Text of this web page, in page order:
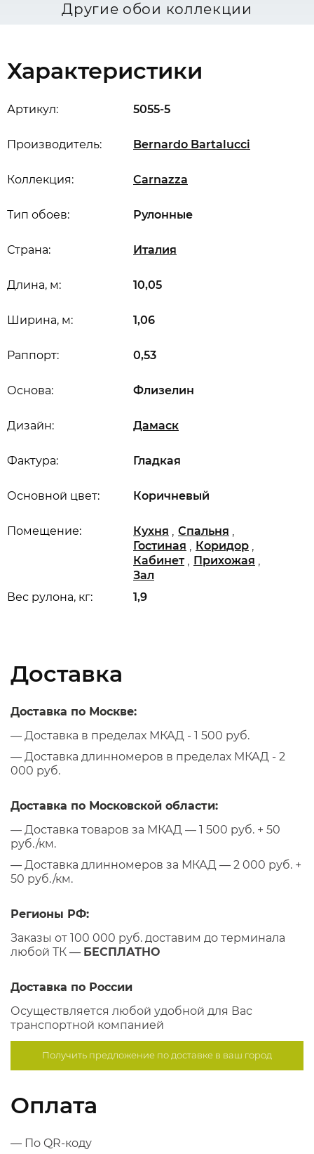
Другие обои коллекции
Характеристики
Артикул: 5055-5
Производитель: Bernardo Bartalucci
Коллекция: Carnazza
Длина, м: 10,05
Ширина, м: 1,06
Вес рулона, кг: 1,9
Раппорт: 0,53
Основной цвет: Коричневый
Дизайн: Дамаск
Основа: Флизелин
Помещение: Кухня , Спальня ,
Гостиная , Коридор ,
Кабинет , Прихожая ,
Зал
Страна: Италия
Тип обоев: Рулонные
Фактура: Гладкая
Доставка
Доставка по Москве:
— Доставка в пределах МКАД - 1 500 руб.
— Доставка длинномеров в пределах МКАД - 2
000 руб.
Доставка по Московской области:
— Доставка товаров за МКАД — 1 500 руб. + 50
руб./км.
— Доставка длинномеров за МКАД — 2 000 руб. +
50 руб./км.
Регионы РФ:
Заказы от 100 000 руб. доставим до терминала
любой ТК — БЕСПЛАТНО
Доставка по России
Осуществляется любой удобной для Вас
транспортной компанией
Получить предложение подоставке в ваш город
Оплата
— По QR-коду